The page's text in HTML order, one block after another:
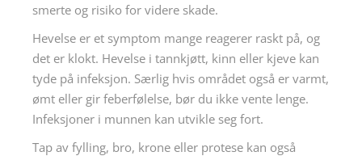
smerte og risiko for videre skade.
Hevelse er et symptom mange reagerer raskt på, og
det er klokt. Hevelse i tannkjøtt, kinn eller kjeve kan
tyde på infeksjon. Særlig hvis området også er varmt,
ømt eller gir feberfølelse, bør du ikke vente lenge.
Infeksjoner i munnen kan utvikle seg fort.
Tap av fylling, bro, krone eller protese kan også